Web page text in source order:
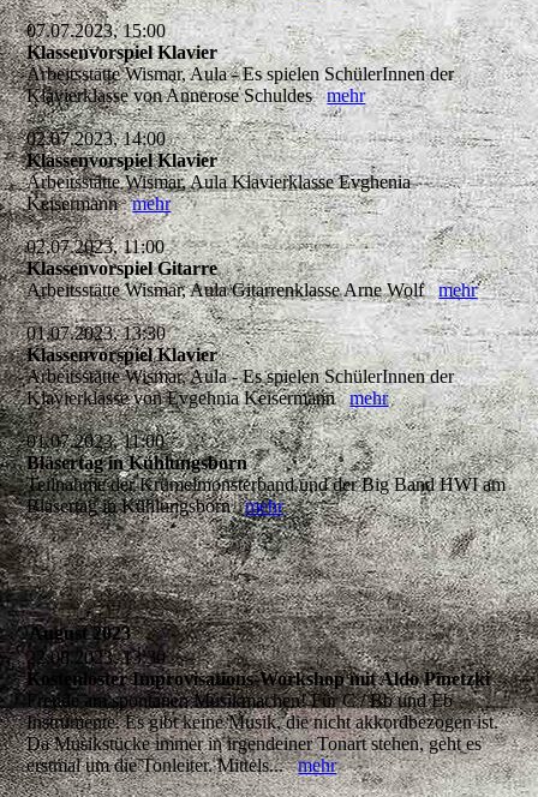
07.07.2023, 15:00
Klassenvorspiel Klavier
Arbeitsstätte Wismar, Aula - Es spielen SchülerInnen der
Klavierklasse von Annerose Schuldesmehr
02.07.2023, 14:00
Klassenvorspiel Klavier
Arbeitsstätte Wismar, Aula Klavierklasse Evghenia
Keisermannmehr
02.07.2023, 11:00
Klassenvorspiel Gitarre
Arbeitsstätte Wismar, Aula Gitarrenklasse Arne Wolfmehr
01.07.2023, 13:30
Klassenvorspiel Klavier
Arbeitsstätte Wismar, Aula - Es spielen SchülerInnen der
Klavierklasse von Evgehnia Keisermannmehr
01.07.2023, 11:00
Bläsertag in Kühlungsborn
Teilnahme der Krümelmonsterband und der Big Band HWI am
Bläsertag in Kühlungsbornmehr
August 2023
22.08.2023, 13:30
Kostenloster Improvisations-Workshop mit Aldo Pinetzki
Freude am spontanen Musikmachen! Für C / Bb und Eb
Instrumente. Es gibt keine Musik, die nicht akkordbezogen ist.
Da Musikstücke immer in irgendeiner Tonart stehen, geht es
erstmal um die Tonleiter. Mittels...mehr